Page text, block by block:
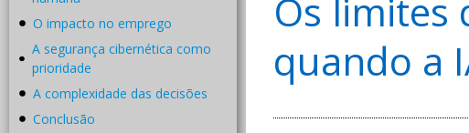
O impacto no emprego
A segurança cibernética como
prioridade
A complexidade das decisões
Conclusão
Os limites
quando a